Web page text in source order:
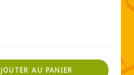
AU PANIER